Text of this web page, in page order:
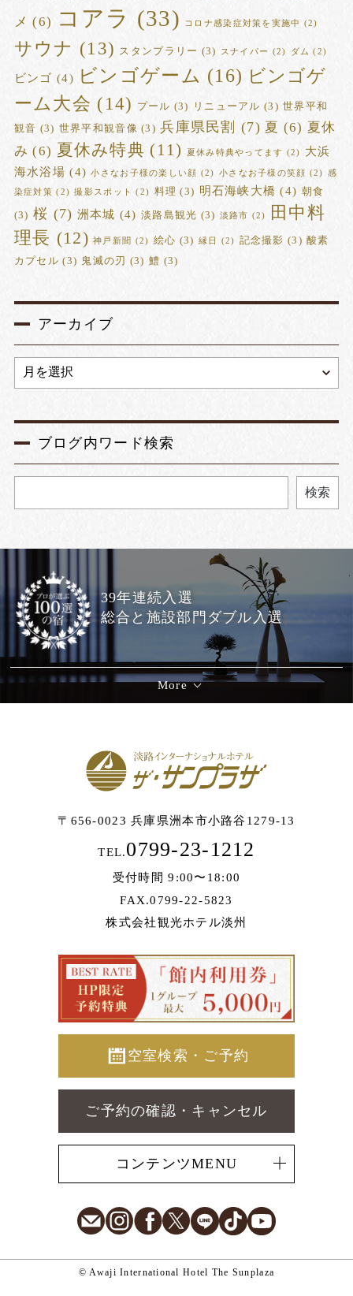
メ (6) コアラ (33) コロナ感染症対策を実施中 (2)
サウナ (13) スタンプラリー (3) スナイパー (2) ダム (2)
ビンゴ (4) ビンゴゲーム (16) ビンゴゲ
ーム大会 (14) プール (3) リニューアル (3) 世界平和
観音 (3) 世界平和観音像 (3) 兵庫県民割 (7) 夏 (6) 夏休
み (6) 夏休み特典 (11) 夏休み特典やってます (2)
大浜
海水浴場 (4) 小さなお子様の楽しい顔 (2) 小さなお子様の笑顔 (2) 感
染症対策 (2) 撮影スポット (2) 料理 (3) 明石海峡大橋 (4) 朝食
(3) 桜 (7) 洲本城 (4) 淡路島観光 (3) 淡路市 (2)
田中料
理長 (12) 神戸新聞 (2) 絵心 (3) 縁日 (2) 記念撮影 (3) 酸素
カプセル (3) 鬼滅の刃 (3) 鱧 (3)
アーカイブ
ブログ内ワード検索
検索
39年連続入選
総合と施設部門ダブル入選
More
〒656-0023 兵庫県洲本市小路谷1279-13
TEL.0799-23-1212
受付時間 9:00〜18:00
FAX.0799-22-5823
株式会社観光ホテル淡州
空室検索・ご予約
ご予約の確認・キャンセル
コンテンツMENU
E-MailInstagramFacebook
X LINETikTok
© Awaji International Hotel The Sunplaza